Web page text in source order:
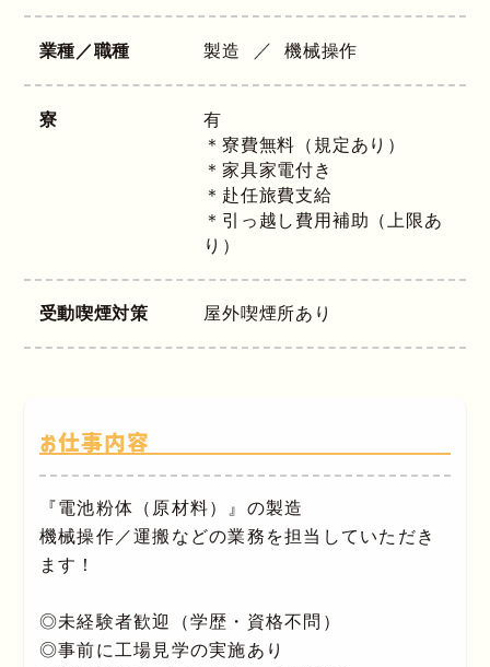
業種／職種 製造 機械操作
寮
有
＊寮費無料（規定あり）
＊家具家電付き
＊赴任旅費支給
＊引っ越し費用補助（上限あ
り）
受動喫煙対策 屋外喫煙所あり
お仕事内容
『電池粉体（原材料）』の製造
機械操作／運搬などの業務を担当していただき
ます！
◎未経験者歓迎（学歴・資格不問）
◎事前に工場見学の実施あり